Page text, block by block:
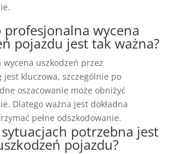
profesjonalna wycena
pojazdu jest tak ważna?
wycena uszkodzeń przez
jest kluczowa, szczególnie po
oszacowanie może obniżyć
Dlatego ważna jest dokładna
pełne odszkodowanie.
potrzebna jest
pojazdu?